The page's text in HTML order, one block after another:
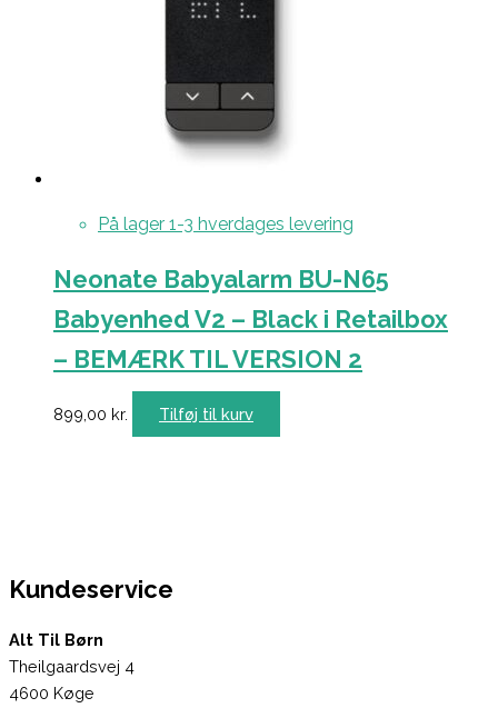
På lager 1-3 hverdages levering
Neonate Babyalarm BU-N65
Babyenhed V2 – Black i Retailbox
– BEMÆRK TIL VERSION 2
899,00 kr. Tilføj til kurv
Kundeservice
Alt Til Børn
Theilgaardsvej 4
4600 Køge